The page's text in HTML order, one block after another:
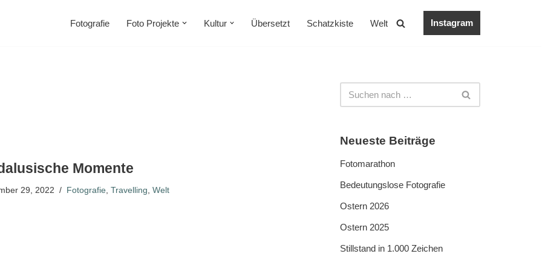
Fotografie Foto Projekte Kultur Übersetzt Schatzkiste Welt Instagram
Momente
29, 2022 Fotografie, Travelling, Welt
Neueste Beiträge
Fotomarathon
Bedeutungslose Fotografie
Ostern 2026
Ostern 2025
Stillstand in 1.000 Zeichen